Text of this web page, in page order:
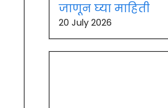
जाणून घ्या माहिती
20 July 2026